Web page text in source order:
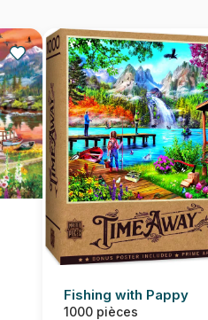
Fishing with Pappy
1000 pièces